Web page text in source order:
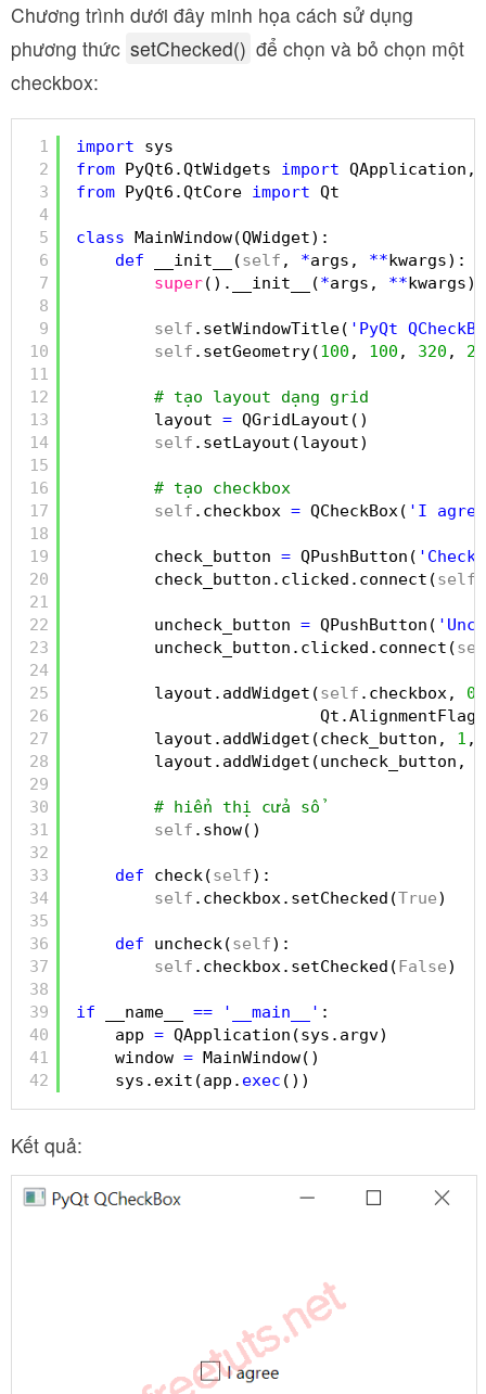
Chương trình dưới đây minh họa cách sử dụng
phương thức setChecked() để chọn và bỏ chọn một
checkbox:
1
2
3
4
5
6
7
8
9
10
11
12
13
14
15
16
17
18
19
20
21
22
23
24
25
26
27
28
29
30
31
32
33
34
35
36
37
38
39
40
41
42
import
sys
from PyQt6.QtWidgets import QApplication,
from PyQt6.QtCore import Qt
class MainWindow(QWidget):
def
__init__(self , *args, **kwargs):
super().__init__(*args, **kwargs)
self .setWindowTitle( 'PyQt
self .setGeometry(100 , 100 , 320 ,
# tạo layout dạng grid
layout = QGridLayout()
self .setLayout(layout)
# tạo checkbox
self .checkbox = QCheckBox( 'I
check_button = QPushButton( 'Check'
check_button.clicked.connect(self
uncheck_button = QPushButton(
uncheck_button.clicked.connect(
layout.addWidget(self .checkbox, 0
layout.addWidget(check_button, 1 ,
layout.addWidget(uncheck_button,
# hiển thị cửa sổ
self .show()
def check(self):
self .checkbox.setChecked(True)
def uncheck(self):
self .checkbox.setChecked(False)
if __name__ == '__main__' :
app = QApplication(sys.argv)
window = MainWindow()
sys.exit(app. exec ())
Kết quả: